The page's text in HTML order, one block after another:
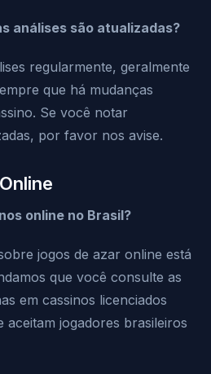
análises são atualizadas?
regularmente, geralmente
que há mudanças
Se você notar
por favor nos avise.
online no Brasil?
jogos de azar online está
que você consulte as
em cassinos licenciados
aceitam jogadores brasileiros